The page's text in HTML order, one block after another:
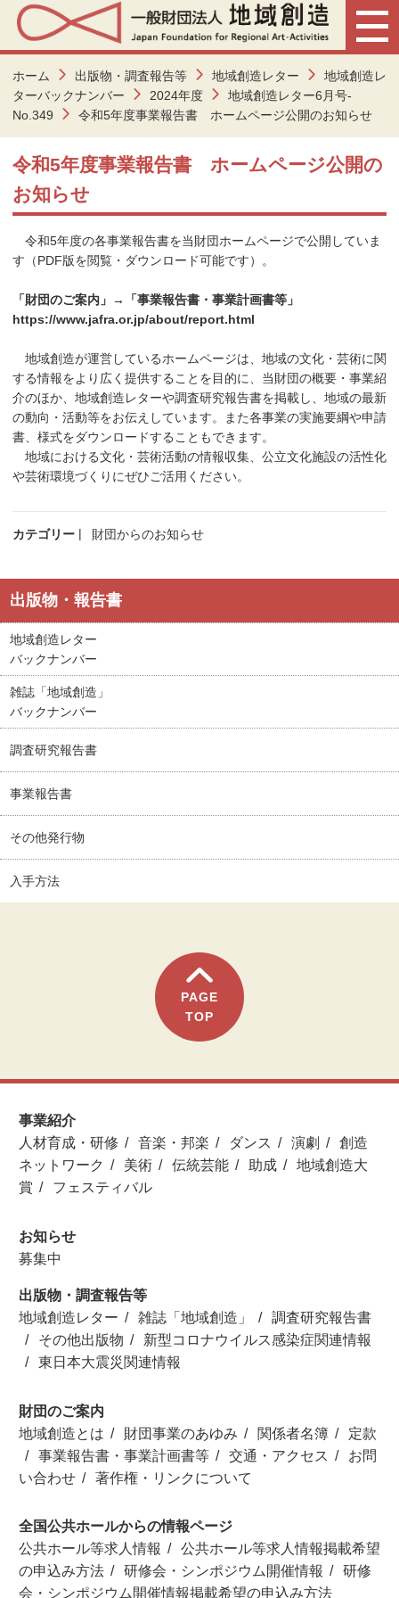
ホーム 出版物・調査報告等 地域創造レター
地域創造レ
ターバックナンバー
2024年度
地域創造レター6月号-
No.349
令和5年度事業報告書 ホームページ公開のお知らせ
令和5年度事業報告書 ホームページ公開の
お知らせ
令和5年度の各事業報告書を当財団ホームページで公開していま
す（PDF版を閲覧・ダウンロード可能です）。
「財団のご案内」→「事業報告書・事業計画書等」
https://www.jafra.or.jp/about/report.html
地域創造が運営しているホームページは、地域の文化・芸術に関
する情報をより広く提供することを目的に、当財団の概要・事業紹
介のほか、地域創造レターや調査研究報告書を掲載し、地域の最新
の動向・活動等をお伝えしています。また各事業の実施要綱や申請
書、様式をダウンロードすることもできます。
地域における文化・芸術活動の情報収集、公立文化施設の活性化
や芸術環境づくりにぜひご活用ください。
カテゴリー 財団からのお知らせ
出版物・報告書
地域創造レター
バックナンバー
雑誌「地域創造」
バックナンバー
調査研究報告書
事業報告書
その他発行物
入手方法
PAGE
TOP
事業紹介
人材育成・研修
音楽・邦楽 ダンス 演劇
創造
ネットワーク
美術 伝統芸能 助成
地域創造大
賞
フェスティバル
お知らせ
募集中
出版物・調査報告等
地域創造レター
雑誌「地域創造」
調査研究報告書
その他出版物
新型コロナウイルス感染症関連情報
東日本大震災関連情報
財団のご案内
地域創造とは
財団事業のあゆみ 関係者名簿
定款
事業報告書・事業計画書等
交通・アクセス
お問
い合わせ
著作権・リンクについて
全国公共ホールからの情報ページ
公共ホール等求人情報
公共ホール等求人情報掲載希望
の申込み方法
研修会・シンポジウム開催情報
研修
会・シンポジウム開催情報掲載希望の申込み方法